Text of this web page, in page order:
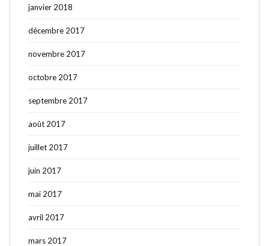
janvier 2018
décembre 2017
novembre 2017
octobre 2017
septembre 2017
août 2017
juillet 2017
juin 2017
mai 2017
avril 2017
mars 2017